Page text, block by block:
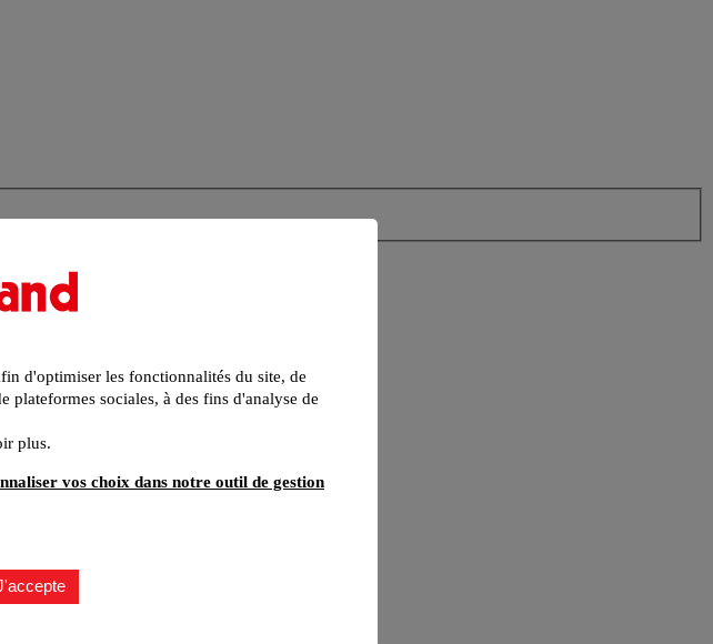
d'optimiser les fonctionnalités du site, de
plateformes sociales, à des fins d'analyse de
plus.
vos choix dans notre outil de gestion